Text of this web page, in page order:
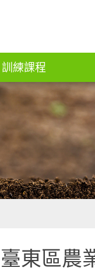
訓練課程
臺東區農